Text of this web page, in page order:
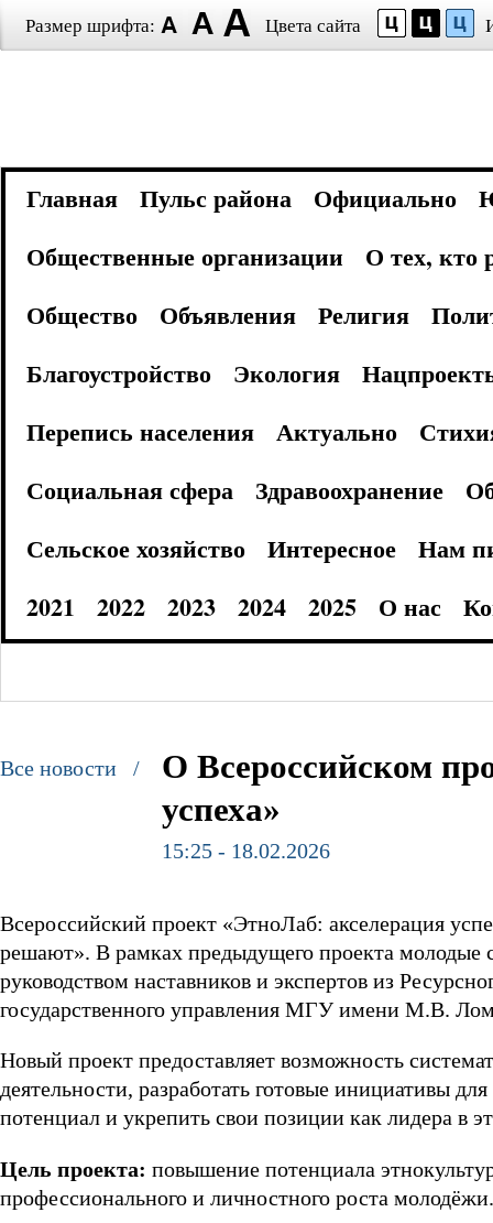
Размер шрифта: Цвета сайта
Главная Пульс района Официально
Общественные организации
О тех, кто
Общество
Объявления Религия
Благоустройство
Экология
Перепись населения
Актуально
Социальная сфера
Здравоохранение
Сельское хозяйство
Интересное
Нам
2021
2022 2023 2024 2025 О нас
Все новости /
О Всероссийском
успеха»
15:25 - 18.02.2026
Всероссийский проект «ЭтноЛаб: акселерация
решают». В рамках предыдущего проекта молодые
руководством наставников и экспертов из
государственного управления МГУ имени М.В.
Новый проект предоставляет возможность
деятельности, разработать готовые инициативы
потенциал и укрепить свои позиции как лидера в
Цель проекта: повышение потенциала
профессионального и личностного роста молодёжи.